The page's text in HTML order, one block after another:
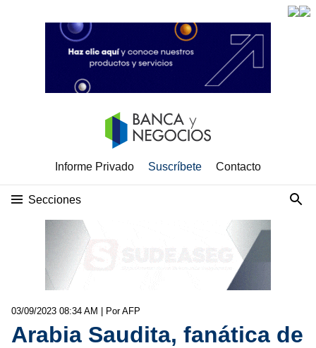
Informe Privado Suscríbete Contacto
Secciones
03/09/2023 08:34 AM | Por AFP
Arabia Saudita, fanática de